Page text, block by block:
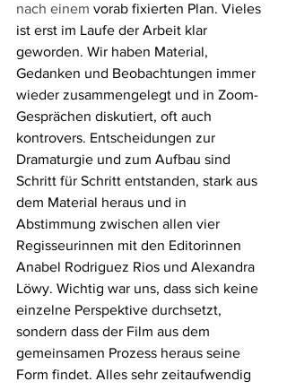
nach einem vorab fixierten Plan. Vieles
ist erst im Laufe der Arbeit klar
geworden. Wir haben Material,
Gedanken und Beobachtungen immer
wieder zusammengelegt und in Zoom-
Gesprächen diskutiert, oft auch
kontrovers. Entscheidungen zur
Dramaturgie und zum Aufbau sind
Schritt für Schritt entstanden, stark aus
dem Material heraus und in
Abstimmung zwischen allen vier
Regisseurinnen mit den Editorinnen
Anabel Rodriguez Rios und Alexandra
Löwy. Wichtig war uns, dass sich keine
einzelne Perspektive durchsetzt,
sondern dass der Film aus dem
gemeinsamen Prozess heraus seine
Form findet. Alles sehr zeitaufwendig